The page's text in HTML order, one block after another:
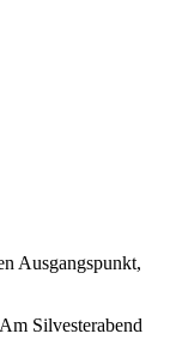
Ausgangspunkt,
Silvesterabend